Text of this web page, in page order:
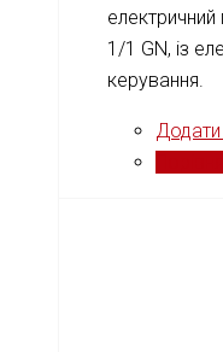
1/1 GN, із
керування.